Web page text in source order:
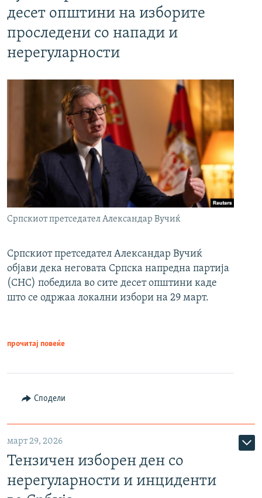
десет општини на изборите
проследени со напади и
нерегуларности
Српскиот претседател Александар Вучиќ
Српскиот претседател Александар Вучиќ
објави дека неговата Српска напредна партија
(СНС) победила во сите десет општини каде
што се одржаа локални избори на 29 март.
прочитај повеќе
Сподели
март 29, 2026
Тензичен изборен ден со
нерегуларности и инциденти